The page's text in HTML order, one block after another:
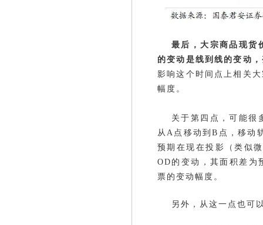
最后，大宗商品现货
的变动是线到线的变动
影响这个时间点上相关
幅度。
关于第四点，可能很
从A点移动到B点，移动
预期在现在投影（类似
OD的变动，其面积差为
票的变动幅度。
另外，从这一点也可